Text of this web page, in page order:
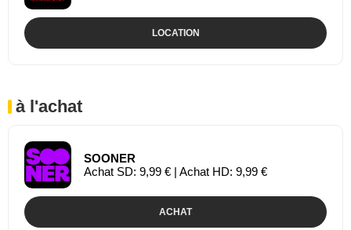
LOCATION
à l'achat
SOONER
Achat SD: 9,99 € | Achat HD: 9,99 €
ACHAT